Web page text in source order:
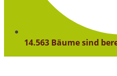
14.563 Bäume sind